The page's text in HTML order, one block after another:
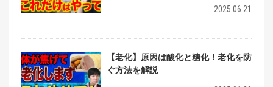
2025.06.21
【老化】原因は酸化と糖化！老化を防
ぐ方法を解説